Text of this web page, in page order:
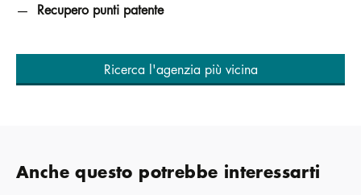
Recupero punti patente
Ricerca l'agenzia più vicina
Anche questo potrebbe interessarti